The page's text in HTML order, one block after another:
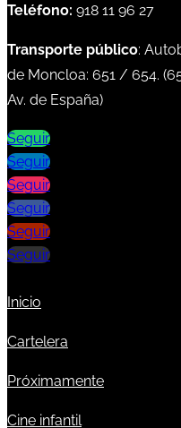
Teléfono: 918 11 96 27
Transporte público:
de Moncloa: 651 / 654. (
Av. de España)
Seguir
Seguir
Seguir
Seguir
Seguir
Seguir
Inicio
Cartelera
Próximamente
Cine infantil